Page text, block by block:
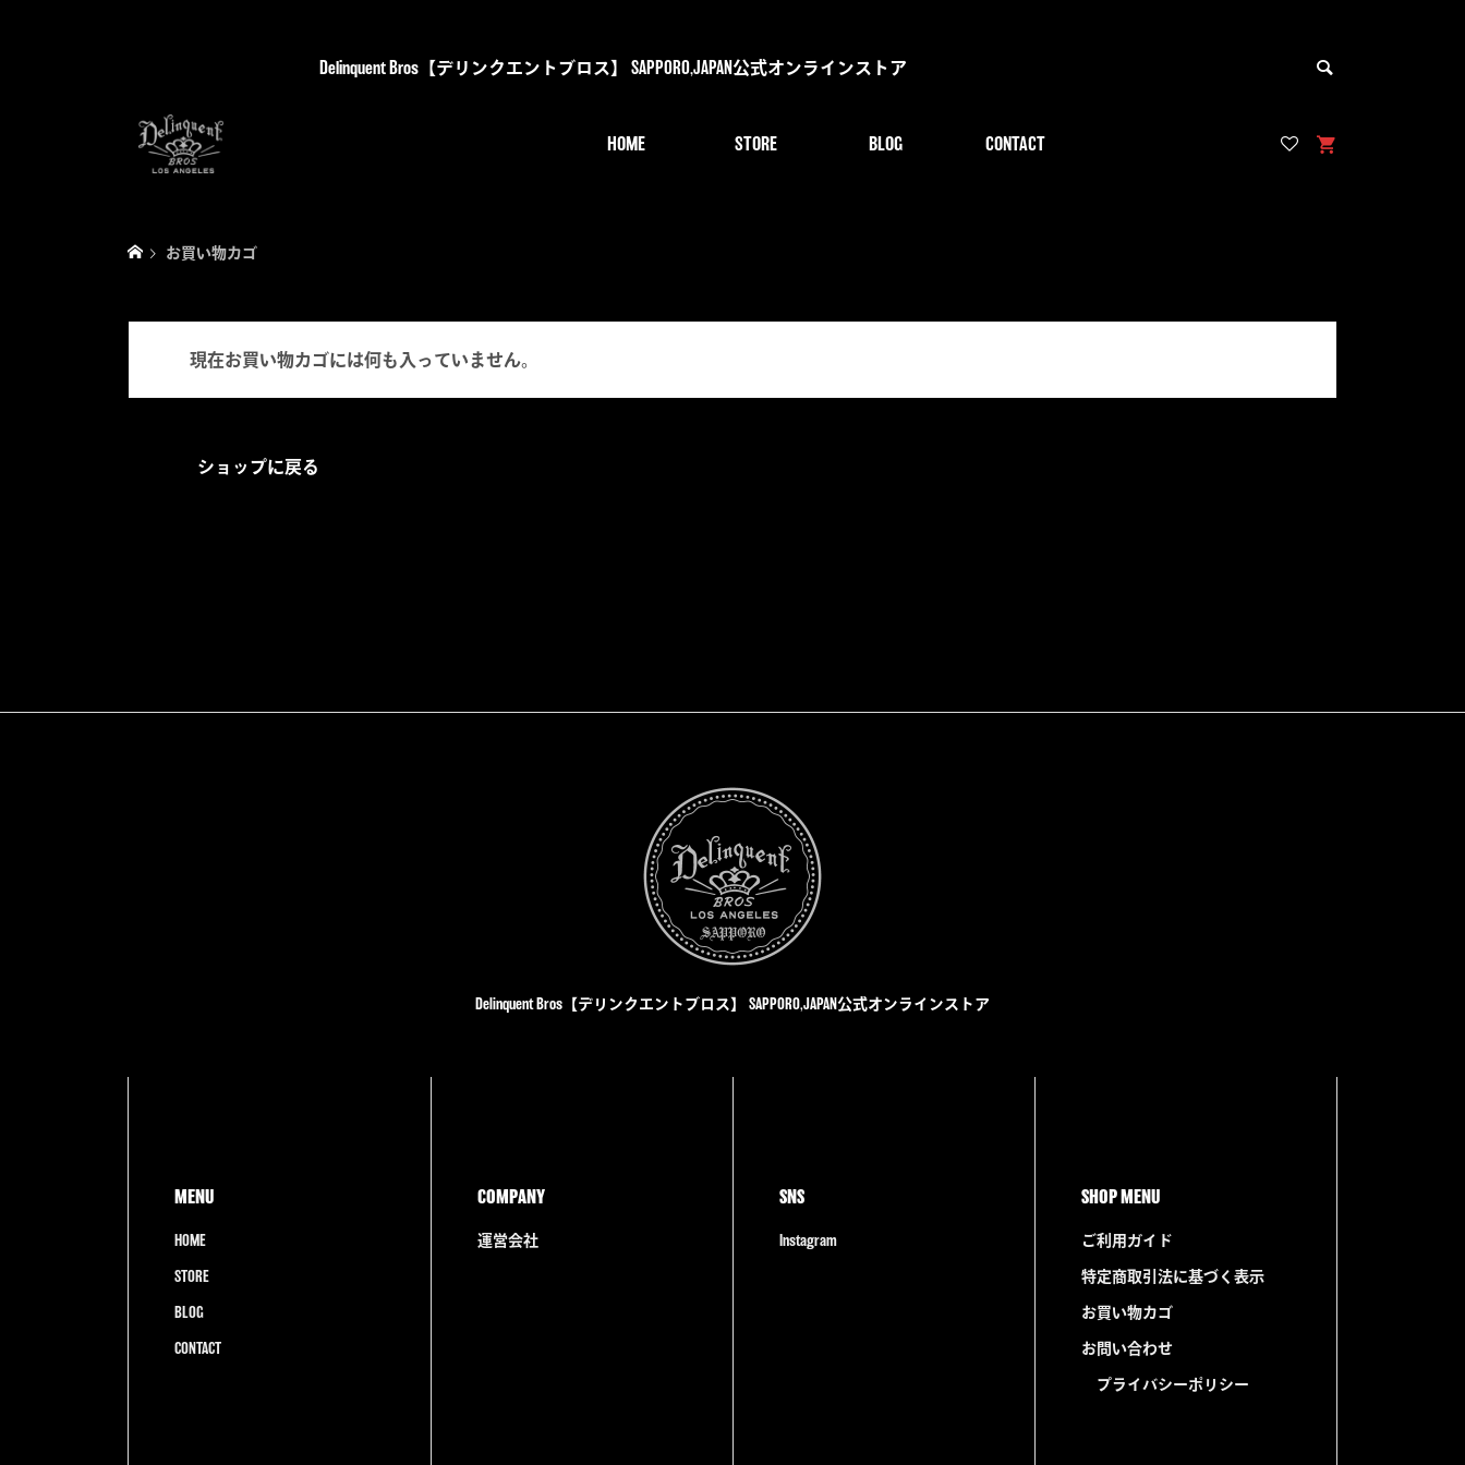
Delinquent Bros【デリンクエントブロス】 SAPPORO,JAPAN公式オンラインストア
HOME STORE BLOG CONTACT
お買い物カゴ
現在お買い物カゴには何も入っていません。
ショップに戻る
Delinquent Bros【デリンクエントブロス】 SAPPORO,JAPAN公式オンラインストア
MENU
HOME
STORE
BLOG
CONTACT
COMPANY
運営会社
SNS
Instagram
SHOP MENU
ご利用ガイド
特定商取引法に基づく表示
お買い物カゴ
お問い合わせ
プライバシーポリシー